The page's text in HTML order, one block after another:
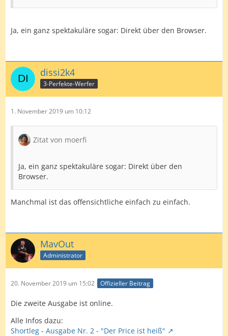
Ja, ein ganz spektakuläre sogar: Direkt über den Browser.
dissi2k4
3-Perfekte-Werfer
1. November 2019 um 10:12
Zitat von moerfi
Ja, ein ganz spektakuläre sogar: Direkt über den
Browser.
Manchmal ist das offensichtliche einfach zu einfach.
MavOut
Administrator
20. November 2019 um 15:02 Offizieller Beitrag
Die zweite Ausgabe ist online.
Alle Infos dazu:
Shortleg - Ausgabe Nr. 2 - "Der Price ist heiß"